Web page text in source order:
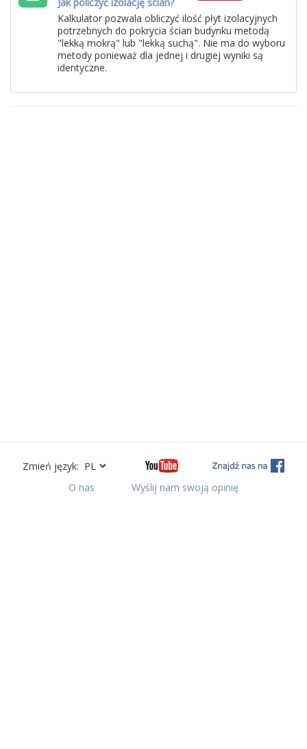
Kalkulator pozwala obliczyć ilość płyt izolacyjnych
potrzebnych do pokrycia ścian budynku metodą
"lekką mokrą" lub "lekką suchą". Nie ma do wyboru
metody ponieważ dla jednej i drugiej wyniki są
identyczne.
Zmień język:
O nas
Wyślij nam swoją opinię